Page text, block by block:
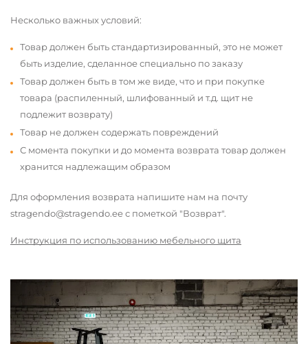
Несколько важных условий:
Товар должен быть стандартизированный, это не может
быть изделие, сделанное специально по заказу
Товар должен быть в том же виде, что и при покупке
товара (распиленный, шлифованный и т.д. щит не
подлежит возврату)
Товар не должен содержать повреждений
С момента покупки и до момента возврата товар должен
хранится надлежащим образом
Для оформления возврата напишите нам на почту
stragendo@stragendo.ee с пометкой "Возврат".
Инструкция по использованию мебельного щита